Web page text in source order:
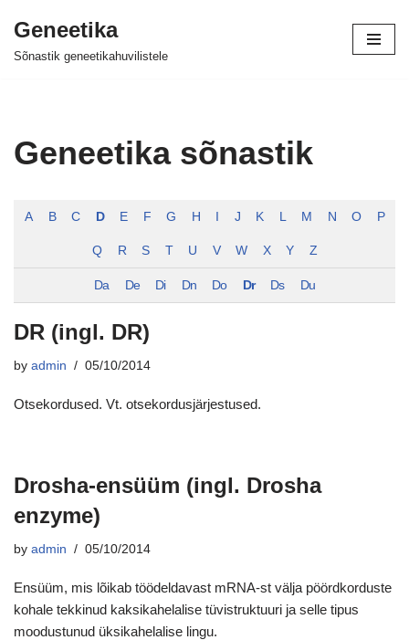
Skip
Geneetika
Sõnastik geneetikahuvilistele
Geneetika sõnastik
A B C D E F G H J K L M N O P
Q R S T U V W X Y Z
Da De Di Dn Do Dr Ds Du
DR (ingl. DR)
by admin 05/10/2014
Otsekordused. Vt. otsekordusjärjestused.
Drosha-ensüüm (ingl. Drosha
enzyme)
by admin 05/10/2014
Ensüüm, mis lõikab töödeldavast mRNA-st välja pöördkorduste
kohale tekkinud kaksikahelalise tüvistruktuuri ja selle tipus
moodustunud üksikahelalise lingu.